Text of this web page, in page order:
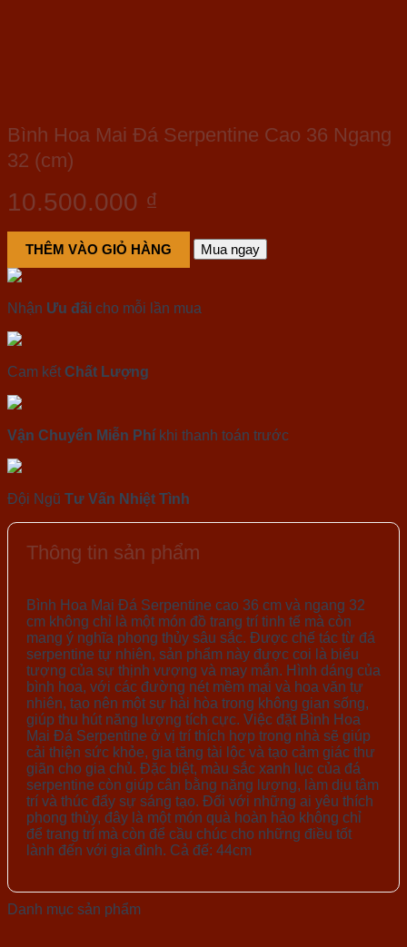
Bình Hoa Mai Đá Serpentine Cao 36 Ngang
32 (cm)
10.500.000 ₫
THÊM VÀO GIỎ HÀNG Mua ngay
Nhận Ưu đãi cho mỗi lần mua
Cam kết Chất Lượng
Vận Chuyển Miễn Phí khi thanh toán trước
Đội Ngũ Tư Vấn Nhiệt Tình
Thông tin sản phẩm
Bình Hoa Mai Đá Serpentine cao 36 cm và ngang 32
cm không chỉ là một món đồ trang trí tinh tế mà còn
mang ý nghĩa phong thủy sâu sắc. Được chế tác từ đá
serpentine tự nhiên, sản phẩm này được coi là biểu
tượng của sự thịnh vượng và may mắn. Hình dáng của
bình hoa, với các đường nét mềm mại và hoa văn tự
nhiên, tạo nên một sự hài hòa trong không gian sống,
giúp thu hút năng lượng tích cực. Việc đặt Bình Hoa
Mai Đá Serpentine ở vị trí thích hợp trong nhà sẽ giúp
cải thiện sức khỏe, gia tăng tài lộc và tạo cảm giác thư
giãn cho gia chủ. Đặc biệt, màu sắc xanh lục của đá
serpentine còn giúp cân bằng năng lượng, làm dịu tâm
trí và thúc đẩy sự sáng tạo. Đối với những ai yêu thích
phong thủy, đây là một món quà hoàn hảo không chỉ
để trang trí mà còn để cầu chúc cho những điều tốt
lành đến với gia đình. Cả đế: 44cm
Danh mục sản phẩm